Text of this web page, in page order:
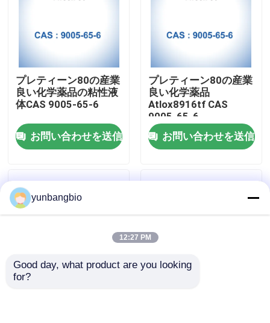
工場旅行
品質管理
ニュース
生物的緩衝
プレティーン80の産業
良い化学薬品の粘性液
体CAS 9005-65-6
お問い合わせを送信
プレティーン80の産業
良い化学薬品
Atlox8916tf CAS
9005-65-6
お問い合わせを送信
yunbangbio
12:27 PM
Good day, what product are you looking
for?